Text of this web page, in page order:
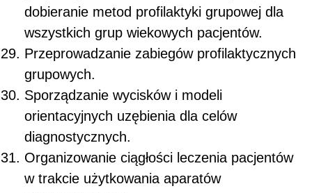
dobieranie metod profilaktyki grupowej dla
wszystkich grup wiekowych pacjentów.
Przeprowadzanie zabiegów profilaktycznych
grupowych.
Sporządzanie wycisków i modeli
orientacyjnych uzębienia dla celów
diagnostycznych.
Organizowanie ciągłości leczenia pacjentów
w trakcie użytkowania aparatów